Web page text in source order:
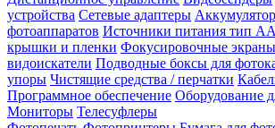
устройства Сетевые адаптеры
фотоаппаратов Источники питания тип АА
крышки и пленки Фокусировочные экраны
видоискатели Подводные боксы для
упоры Чистящие средства / перчатки
Программное обеспечение Оборудование
Мониторы Телесуфлеры